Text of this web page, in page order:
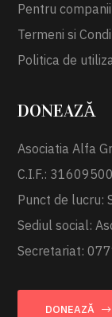
Pentru companii
Termeni si
Politica de
DONEAZĂ
Asociatia Alfa
C.I.F.: 31609500
Punct de lucru:
Sediul social:
Secretariat:
DONEAZĂ